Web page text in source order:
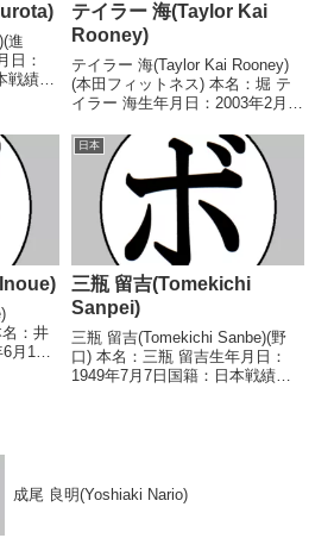
進
日：
績：
原 海
テイラー 海(Taylor Kai
Rooney)
テイラー 海(Taylor Kai Rooney)
(本田フィットネス) 本名：堀 テ
イラー 海生年月日：2003年2月
敗 【獲得タイトル】2025年度西
部日本ミドル級新人王 【戦歴】
2025/05/31 ○4...
：井
月17
日本
三瓶 留吉(Tomekichi
Sanpei)
三瓶 留吉(Tomekichi Sanbe)(野
口) 本名：三瓶 留吉生年月日：
1949年7月7日国籍：日本戦績：
成尾 良明(Yoshiaki Nario)